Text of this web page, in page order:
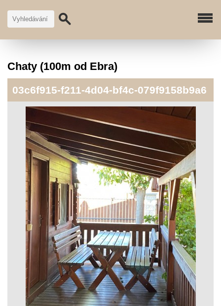
Chaty (100m od Ebra)
03c6f915-f211-4d04-bf4c-079f9158b9a6